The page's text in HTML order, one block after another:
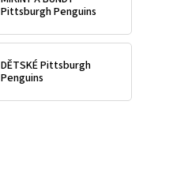
Pittsburgh Penguins
DĚTSKÉ Pittsburgh
Penguins